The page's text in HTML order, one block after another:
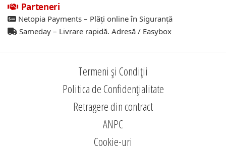
Parteneri
Netopia Payments – Plăți online în Siguranță
Sameday – Livrare rapidă. Adresă / Easybox
Termeni și Condiții
Politica de Confidențialitate
Retragere din contract
ANPC
Cookie-uri